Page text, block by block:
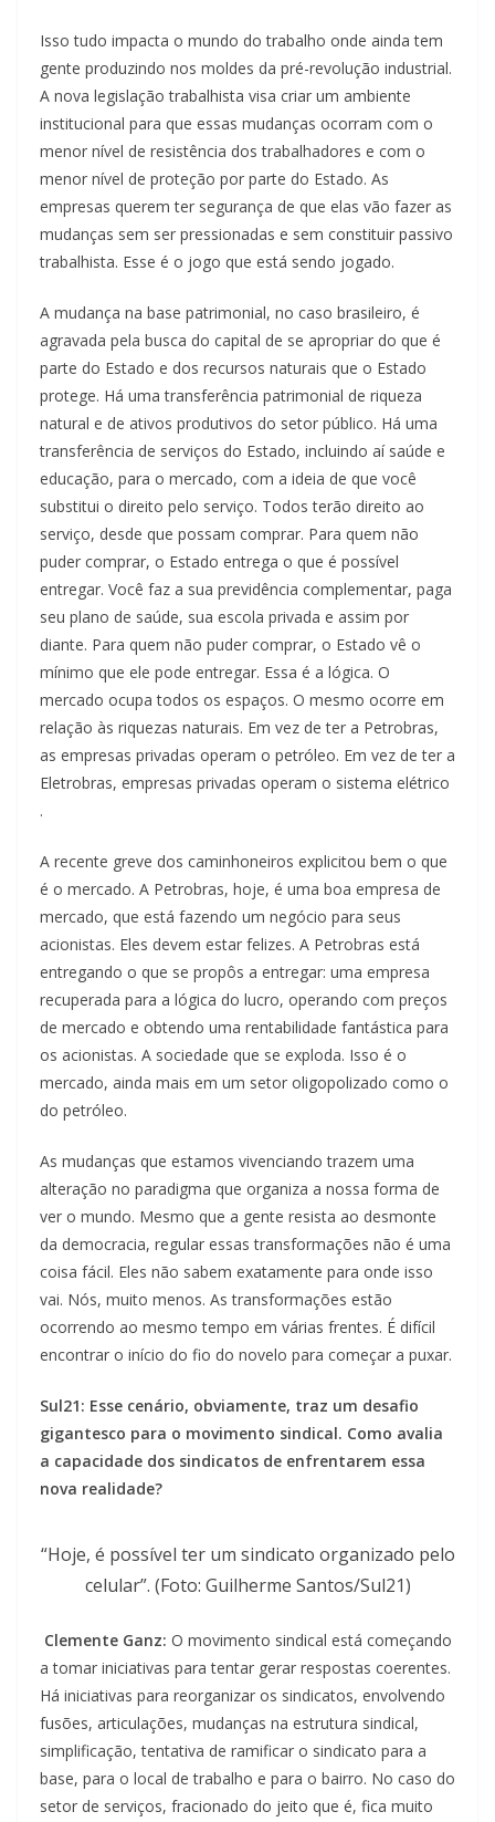
Isso tudo impacta o mundo do trabalho onde ainda tem
gente produzindo nos moldes da pré-revolução industrial.
A nova legislação trabalhista visa criar um ambiente
institucional para que essas mudanças ocorram com o
menor nível de resistência dos trabalhadores e com o
menor nível de proteção por parte do Estado. As
empresas querem ter segurança de que elas vão fazer as
mudanças sem ser pressionadas e sem constituir passivo
trabalhista. Esse é o jogo que está sendo jogado.
A mudança na base patrimonial, no caso brasileiro, é
agravada pela busca do capital de se apropriar do que é
parte do Estado e dos recursos naturais que o Estado
protege. Há uma transferência patrimonial de riqueza
natural e de ativos produtivos do setor público. Há uma
transferência de serviços do Estado, incluindo aí saúde e
educação, para o mercado, com a ideia de que você
substitui o direito pelo serviço. Todos terão direito ao
serviço, desde que possam comprar. Para quem não
puder comprar, o Estado entrega o que é possível
entregar. Você faz a sua previdência complementar, paga
seu plano de saúde, sua escola privada e assim por
diante. Para quem não puder comprar, o Estado vê o
mínimo que ele pode entregar. Essa é a lógica. O
mercado ocupa todos os espaços. O mesmo ocorre em
relação às riquezas naturais. Em vez de ter a Petrobras,
as empresas privadas operam o petróleo. Em vez de ter a
Eletrobras, empresas privadas operam o sistema elétrico
.
A recente greve dos caminhoneiros explicitou bem o que
é o mercado. A Petrobras, hoje, é uma boa empresa de
mercado, que está fazendo um negócio para seus
acionistas. Eles devem estar felizes. A Petrobras está
entregando o que se propôs a entregar: uma empresa
recuperada para a lógica do lucro, operando com preços
de mercado e obtendo uma rentabilidade fantástica para
os acionistas. A sociedade que se exploda. Isso é o
mercado, ainda mais em um setor oligopolizado como o
do petróleo.
As mudanças que estamos vivenciando trazem uma
alteração no paradigma que organiza a nossa forma de
ver o mundo. Mesmo que a gente resista ao desmonte
da democracia, regular essas transformações não é uma
coisa fácil. Eles não sabem exatamente para onde isso
vai. Nós, muito menos. As transformações estão
ocorrendo ao mesmo tempo em várias frentes. É difícil
encontrar o início do fio do novelo para começar a puxar.
Sul21: Esse cenário, obviamente, traz um desafio
gigantesco para o movimento sindical. Como avalia
a capacidade dos sindicatos de enfrentarem essa
nova realidade?
“Hoje, é possível ter um sindicato organizado pelo
celular”. (Foto: Guilherme Santos/Sul21)
Clemente Ganz: O movimento sindical está começando
a tomar iniciativas para tentar gerar respostas coerentes.
Há iniciativas para reorganizar os sindicatos, envolvendo
fusões, articulações, mudanças na estrutura sindical,
simplificação, tentativa de ramificar o sindicato para a
base, para o local de trabalho e para o bairro. No caso do
setor de serviços, fracionado do jeito que é, fica muito